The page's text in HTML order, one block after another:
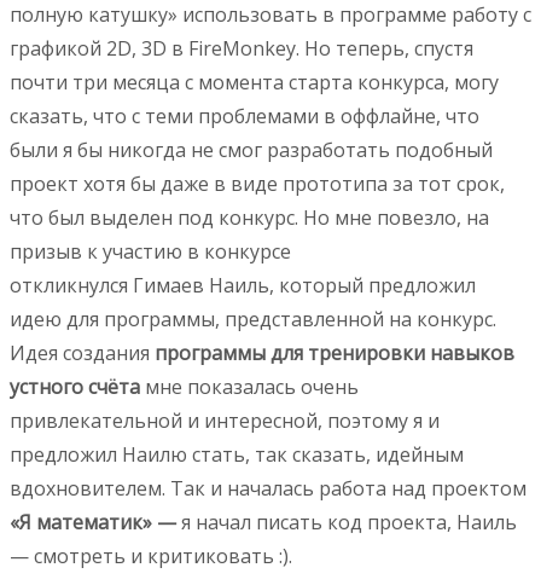
полную катушку» использовать в программе работу с
графикой 2D, 3D в FireMonkey. Но теперь, спустя
почти три месяца с момента старта конкурса, могу
сказать, что с теми проблемами в оффлайне, что
были я бы никогда не смог разработать подобный
проект хотя бы даже в виде прототипа за тот срок,
что был выделен под конкурс. Но мне повезло, на
призыв к участию в конкурсе
откликнулся Гимаев Наиль, который предложил
идею для программы, представленной на конкурс.
Идея создания программы для тренировки навыков
устного счёта мне показалась очень
привлекательной и интересной, поэтому я и
предложил Наилю стать, так сказать, идейным
вдохновителем. Так и началась работа над проектом
«Я математик» —я начал писать код проекта, Наиль
— смотреть и критиковать :).